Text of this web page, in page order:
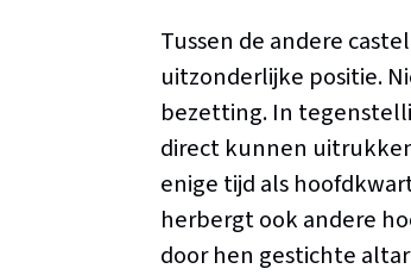
Tussen de andere
uitzonderlijke positie.
bezetting. In
direct kunnen
enige tijd als
herbergt ook andere
door hen gestichte